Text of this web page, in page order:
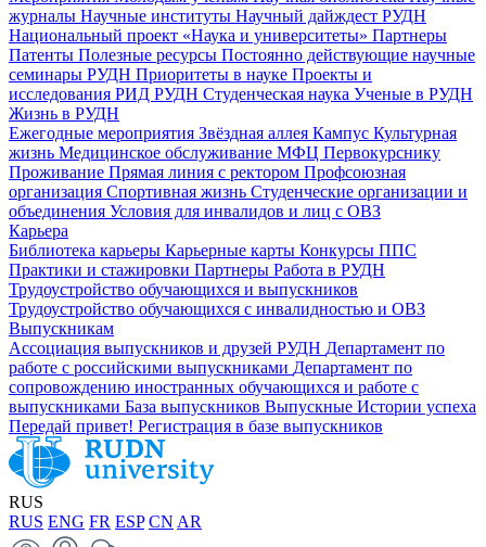
журналы Научные институты Научный дайждест РУДН
Национальный проект «Наука и университеты» Партнеры
Патенты Полезные ресурсы Постоянно действующие научные
семинары РУДН Приоритеты в науке Проекты и
исследования РИД РУДН Студенческая наука Ученые в РУДН
Жизнь в РУДН
Ежегодные мероприятия Звёздная аллея Кампус Культурная
жизнь Медицинское обслуживание МФЦ Первокурснику
Проживание Прямая линия с ректором Профсоюзная
организация Спортивная жизнь Студенческие организации и
объединения Условия для инвалидов и лиц с ОВЗ
Карьера
Библиотека карьеры Карьерные карты Конкурсы ППС
Практики и стажировки Партнеры Работа в РУДН
Трудоустройство обучающихся и выпускников
Трудоустройство обучающихся с инвалидностью и ОВЗ
Выпускникам
Ассоциация выпускников и друзей РУДН Департамент по
работе с российскими выпускниками Департамент по
сопровождению иностранных обучающихся и работе с
выпускниками База выпускников Выпускные Истории успеха
Передай привет! Регистрация в базе выпускников
RUS
RUS ENG FR ESP CN AR